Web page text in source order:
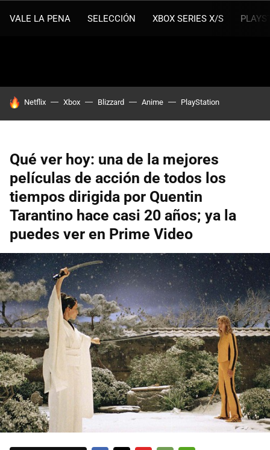
VALE LA PENA SELECCIÓN XBOX SERIES X/S
HOY SE HABLA DE
Netflix Xbox Blizzard Anime PlayStation
Qué ver hoy: una de la mejores
películas de acción de todos los
tiempos dirigida por Quentin
Tarantino hace casi 20 años; ya la
puedes ver en Prime Video